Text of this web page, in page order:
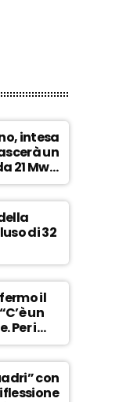
intesa
un
21 Mw –
di 32
il
un
Per i
–
con